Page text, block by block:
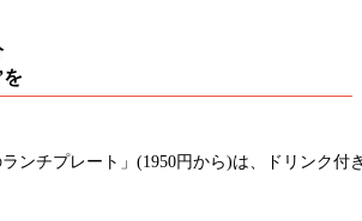
を
ンチプレート」(1950円から)は、ドリンク付